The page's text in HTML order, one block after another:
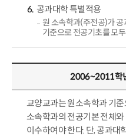
공과대학 특별적용
원 소속학과(주전공)가
기준으로 전공기초를 모
2006~2011학
교양교과는 원소속학과 기준
소속학과의 전공기본 전체
이수하여야 한다. 단, 공과대